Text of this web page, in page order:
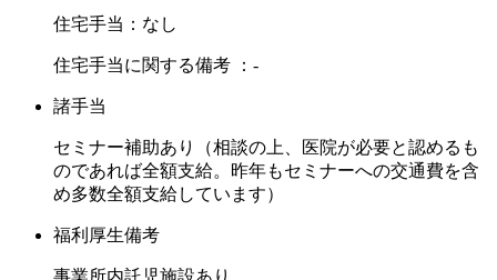
住宅手当：なし
住宅手当に関する備考 ：-
諸手当
セミナー補助あり（相談の上、医院が必要と認めるも
のであれば全額支給。昨年もセミナーへの交通費を含
め多数全額支給しています）
福利厚生備考
事業所内託児施設あり